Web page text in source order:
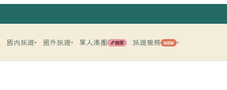
國內旅遊▾ 國外旅遊▾ 單人湊團 💕獨家 旅遊服務 NEW ▾